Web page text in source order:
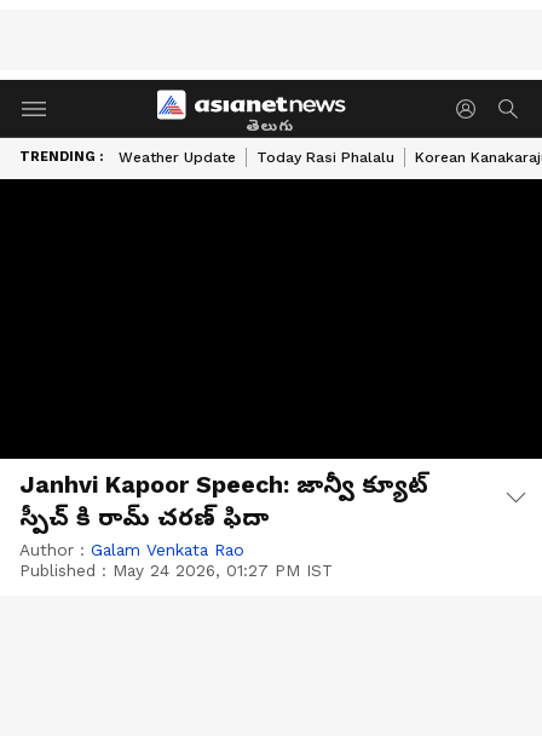
తెలుగు
TRENDING : Weather Update Today Rasi Phalalu Korean
Janhvi Kapoor Speech: జాన్వీ క్యూట్
స్పీచ్ కి రామ్ చరణ్ ఫిదా
Author : Galam Venkata Rao
Published : May 24 2026, 01:27 PM IST